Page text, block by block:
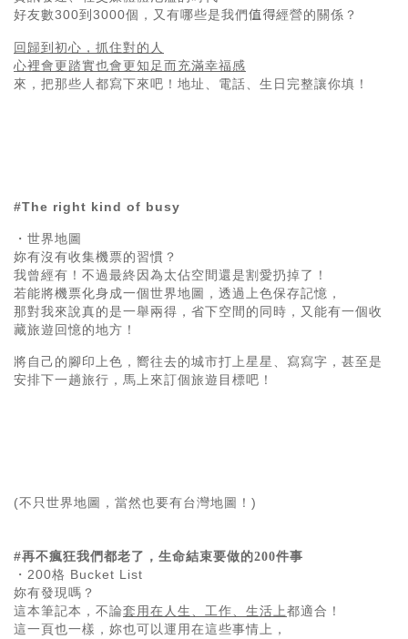
好友數300到3000個，又有哪些是我們值得經營的關係？
回歸到初心，抓住對的人
心裡會更踏實也會更知足而充滿幸福感
來，把那些人都寫下來吧！地址、電話、生日完整讓你填！
#The right kind of busy
・世界地圖
妳有沒有收集機票的習慣？
我曾經有！不過最終因為太佔空間還是割愛扔掉了！
若能將機票化身成一個世界地圖，透過上色保存記憶，
那對我來說真的是一舉兩得，省下空間的同時，又能有一個收
藏旅遊回憶的地方！
將自己的腳印上色，嚮往去的城市打上星星、寫寫字，甚至是
安排下一趟旅行， 馬上來訂個旅遊目標吧！
(不只世界地圖，當然也要有台灣地圖！)
#再不瘋狂我們都老了，生命結束要做的200件事
・200格 Bucket List
妳有發現嗎？
這本筆記本，不論套用在人生、工作、生活上都適合！
這一頁也一樣，妳也可以運用在這些事情上，